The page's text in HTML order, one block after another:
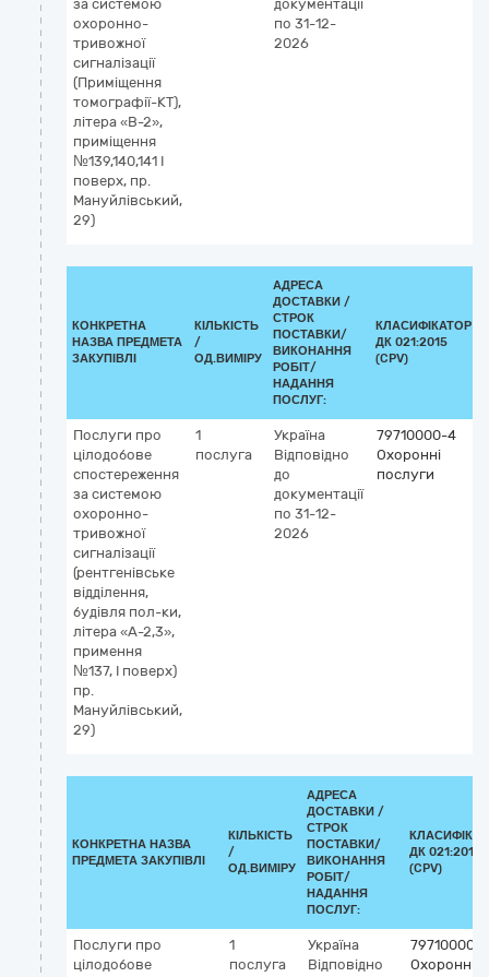
за системою
охоронно-
тривожної
сигналізації
(Приміщення
томографії-КТ),
літера «В-2»,
приміщення
№139,140,141 І
поверх, пр.
Мануйлівський,
29)
документації
по 31-12-
2026
КОНКРЕТНА
НАЗВА ПРЕДМЕТА
ЗАКУПІВЛІ
КІЛЬКІСТЬ
/
ОД.ВИМІРУ
АДРЕСА
ДОСТАВКИ /
СТРОК
ПОСТАВКИ/
ВИКОНАННЯ
РОБІТ/
НАДАННЯ
ПОСЛУГ:
КЛАСИФІКАТОР
ДК 021:2015
(CPV)
Послуги про
цілодобове
спостереження
за системою
охоронно-
тривожної
сигналізації
(рентгенівське
відділення,
будівля пол-ки,
літера «А-2,3»,
примення
№137, І поверх)
пр.
Мануйлівський,
29)
1
послуга
Україна
Відповідно
до
документації
по 31-12-
2026
79710000-4
Охоронні
послуги
КОНКРЕТНА НАЗВА
ПРЕДМЕТА ЗАКУПІВЛІ
КІЛЬКІСТЬ
/
ОД.ВИМІРУ
АДРЕСА
ДОСТАВКИ /
СТРОК
ПОСТАВКИ/
ВИКОНАННЯ
РОБІТ/
НАДАННЯ
ПОСЛУГ:
ДК 021:2015
(CPV)
Послуги про
цілодобове
1
послуга
Україна
Відповідно
79710000-4
Охоронні